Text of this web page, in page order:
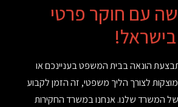
עם חוקר פרטי
בישראל!
הונאה בבית המשפט בעניינכם או
לצורך הליך משפטי, זה הזמן לקבוע
המשרד שלנו. אנחנו במשרד החקירות